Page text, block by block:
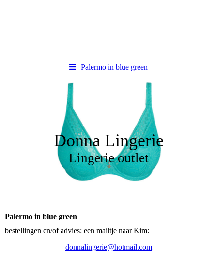
Palermo in blue green
Donna Lingerie
Lingerie outlet
Palermo in blue green
bestellingen en/of advies: een mailtje naar Kim:
donnalingerie@hotmail.com